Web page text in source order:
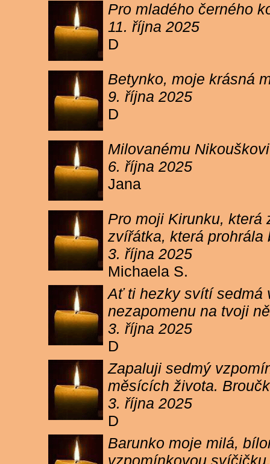
Pro mladého černého
11. října 2025
D
Betynko, moje krásná
9. října 2025
D
Milovanému
6. října 2025
Jana
Pro moji Kirunku, která
zvířátka, která prohrála
3. října 2025
Michaela S.
Ať ti hezky svítí sedmá
nezapomenu na tvoji
3. října 2025
D
Zapaluji sedmý
měsících života.
3. října 2025
D
Barunko moje milá,
vzpomínkovou